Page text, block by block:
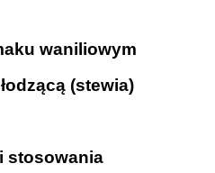
waniliowym
(stewia)
stosowania